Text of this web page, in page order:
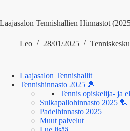
Laajasalon Tennishallien Hinnastot
Leo 28/01/2025
Laajasalon Tennishallit
Tennishinnasto 2025 🎾
Tennis opiskelija- ja
Sulkapallohinnasto 2025 🏸
Padelhinnasto 2025
Muut palvelut